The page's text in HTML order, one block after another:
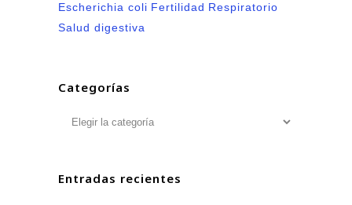
Escherichia coli Fertilidad Respiratorio
Salud digestiva
Categorías
Categorías
Entradas recientes